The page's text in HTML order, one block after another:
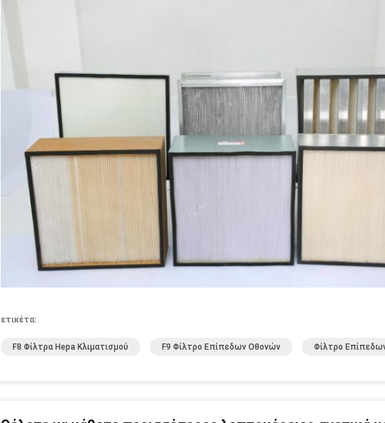
ετικέτα:
F8 Φίλτρα Hepa Κλιματισμού F9 Φίλτρο Επίπεδων Οθονών Φίλτρο